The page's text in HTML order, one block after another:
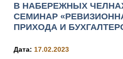
В НАБЕРЕЖНЫХ
СЕМИНАР
ПРИХОДА И
Дата: 17.02.2023